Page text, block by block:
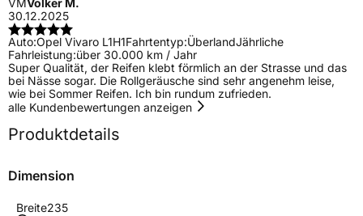
VMVolker M.
30.12.2025
Auto:Opel Vivaro L1H1Fahrtentyp:ÜberlandJährliche
Fahrleistung:über 30.000 km / Jahr
Super Qualität, der Reifen klebt förmlich an der Strasse und das
bei Nässe sogar. Die Rollgeräusche sind sehr angenehm leise,
wie bei Sommer Reifen. Ich bin rundum zufrieden.
alle Kundenbewertungen anzeigen
Produktdetails
Dimension
Breite235